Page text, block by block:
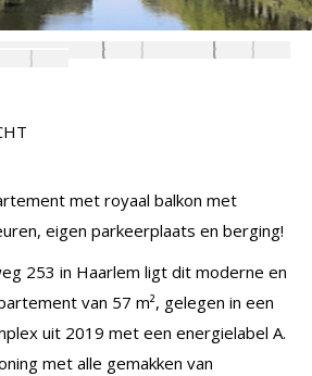
met royaal balkon met
eigen parkeerplaats en berging!
253 in Haarlem ligt dit moderne en
van 57 m², gelegen in een
uit 2019 met een energielabel A.
met alle gemakken van